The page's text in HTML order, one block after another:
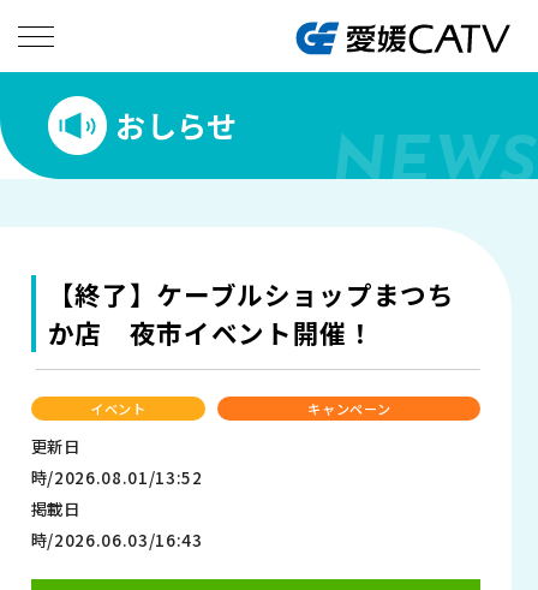
おしらせ
NEWS
【終了】ケーブルショップまつち
か店 夜市イベント開催！
イベント キャンペーン
更新日
時/2026.08.01/13:52
掲載日
時/2026.06.03/16:43